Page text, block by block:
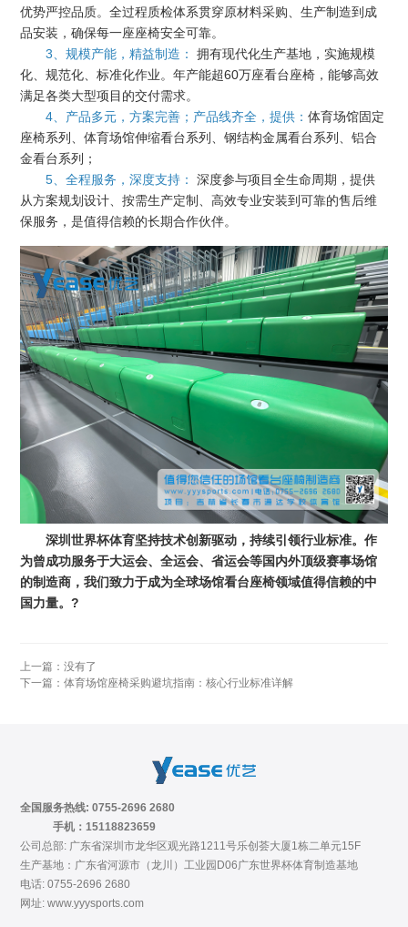
优势严控品质。全过程质检体系贯穿原材料采购、生产制造到成
品安装，确保每一座座椅安全可靠。
3、规模产能，精益制造：
拥有现代化生产基地，实施规模
化、规范化、标准化作业。年产能超60万座看台座椅，能够高效
满足各类大型项目的交付需求。
4、产品多元，方案完善；产品线齐全，提供：体育场馆固定
座椅系列、体育场馆伸缩看台系列、钢结构金属看台系列、铝合
金看台系列；
5、全程服务，深度支持：
深度参与项目全生命周期，提供
从方案规划设计、按需生产定制、高效专业安装到可靠的售后维
保服务，是值得信赖的长期合作伙伴。
深圳世界杯体育坚持技术创新驱动，持续引领行业标准。作
为曾成功服务于大运会、全运会、省运会等国内外顶级赛事场馆
的制造商，我们致力于成为全球场馆看台座椅领域值得信赖的中
国力量。?
上一篇：没有了
下一篇：体育场馆座椅采购避坑指南：核心行业标准详解
全国服务热线: 0755-2696 2680
手机：15118823659
公司总部: 广东省深圳市龙华区观光路1211号乐创荟大厦1栋二单元15F
生产基地：广东省河源市（龙川）工业园D06广东世界杯体育制造基地
电话: 0755-2696 2680
网址: www.yyysports.com